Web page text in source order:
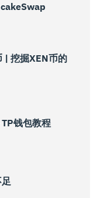
| 挖掘XEN币的
钱包教程